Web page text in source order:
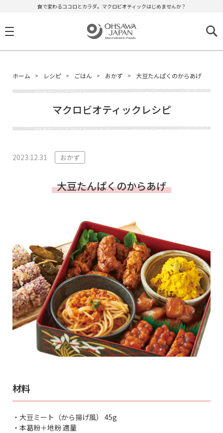
食で変わるココロとカラダ。マクロビオティックはじめませんか？
ホーム レシピ ごはん おかず 大豆たんぱくのからあげ
マクロビオティックレシピ
2023.12.31 おかず
大豆たんぱくのからあげ
材料
・大豆ミート（から揚げ風） 45g
・本葛粉＋地粉 適量